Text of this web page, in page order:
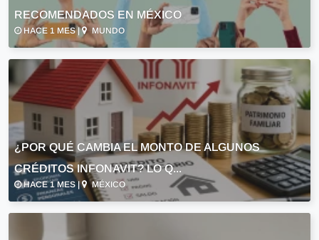
RECOMENDADOS EN MÉXICO
HACE 1 MES | MUNDO
¿POR QUÉ CAMBIA EL MONTO DE ALGUNOS
CRÉDITOS INFONAVIT? LO Q...
HACE 1 MES | MÉXICO